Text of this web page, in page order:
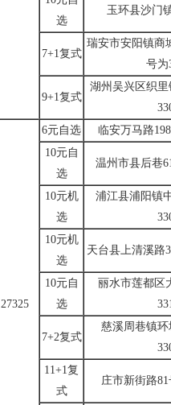
选
玉环县沙门
7+1复式
瑞安市安阳镇商
号为
9+1复式
湖州吴兴区织
27325
6元自选
临安万马路
10元自
选
温州市县后巷
10元机
选
浦江县浦阳镇
10元机
选
天台县上清溪路
10元自
选
丽水市莲都区
7+2复式
慈溪周巷镇环
11+1复
式
庄市新街路81